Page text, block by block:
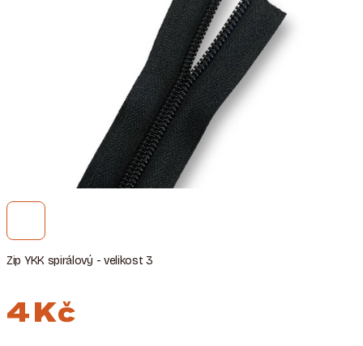
Zip YKK spirálový - velikost 3
4 Kč